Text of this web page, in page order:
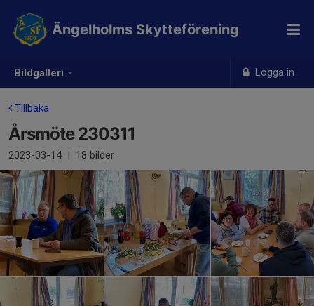
Bildgalleri Logga in
Ängelholms Skytteförening
Tillbaka
Årsmöte 230311
2023-03-14 | 18 bilder